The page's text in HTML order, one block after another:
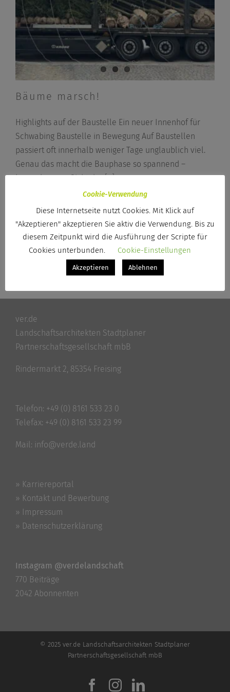
Bäume marsch!
Highlights auf der Baustelle Ein neuer Innenhof für
Schwabing Baustelle in Bewegung Auf Baustellen
passiert oft innerhalb weniger Tage unglaublich viel.
Genau das macht die Bauphase so spannend –
besonders aus Sicht der[...]
Paulina Grotz | 26. Juni 2026 | Büro,Projekt
Weiterlesen
ver.de
Landschaftsarchitekten Stadtplaner
Partnerschaftsgesellschaft mbB
Rindermarkt 2, 85354 Freising
Telefon: +49 (0) 8161 533 23 0
Telefax: +49 (0) 8161 533 23 99
Mail: info@verde.land
» Karriereportal
» Kontakt und Bewerbung
» Impressum
» Datenschutzerklärung
Instagram @verdelandschaft
770 Beiträge
2042 Abonnenten
© 2025 ver.de Landschaftsarchitekten Stadtplaner
Partnerschaftsgesellschaft mbB
Facebook
Instagram
LinkedIn
Cookie-Verwendung
Diese Internetseite nutzt Cookies. Mit Klick auf
"Akzeptieren" akzeptieren Sie aktiv die Verwendung. Bis zu
diesem Zeitpunkt wird die Ausführung der Scripte für
Cookies unterbunden.
Cookie-Einstellungen
Akzeptieren Ablehnen